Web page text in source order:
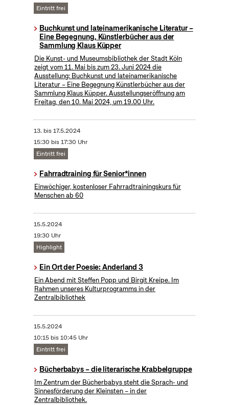
Eintritt frei
Buchkunst und lateinamerikanische Literatur –
Eine Begegnung, Künstlerbücher aus der
Sammlung Klaus Küpper
Die Kunst- und Museumsbibliothek der Stadt Köln
zeigt vom 11. Mai bis zum 23. Juni 2024 die
Ausstellung: Buchkunst und lateinamerikanische
Literatur – Eine Begegnung Künstlerbücher aus der
Sammlung Klaus Küpper. Ausstellungseröffnung am
Freitag, den 10. Mai 2024, um 19.00 Uhr.
13. bis17.5.2024
15:30 bis 17:30 Uhr
Eintritt frei
Fahrradtraining für Senior*innen
Einwöchiger, kostenloser Fahrradtrainingskurs für
Menschen ab 60
15.5.2024
19:30 Uhr
Highlight
Ein Ort der Poesie: Anderland 3
Ein Abend mit Steffen Popp und Birgit Kreipe. Im
Rahmen unseres Kulturprogramms in der
Zentralbibliothek
15.5.2024
10:15 bis 10:45 Uhr
Eintritt frei
Bücherbabys – die literarische Krabbelgruppe
Im Zentrum der Bücherbabys steht die Sprach- und
Sinnesförderung der Kleinsten – in der
Zentralbibliothek.